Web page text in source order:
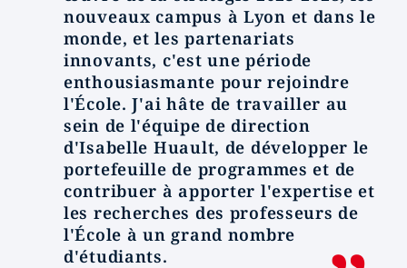
nouveaux campus à Lyon et dans le
monde, et les partenariats
innovants, c'est une période
enthousiasmante pour rejoindre
l'École. J'ai hâte de travailler au
sein de l'équipe de direction
d'Isabelle Huault, de développer le
portefeuille de programmes et de
contribuer à apporter l'expertise et
les recherches des professeurs de
l'École à un grand nombre
d'étudiants.